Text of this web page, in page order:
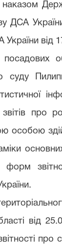
ДСА
України
суду
звітів про
особою
форм
від
про